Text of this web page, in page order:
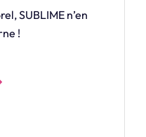
qui marie
brio.